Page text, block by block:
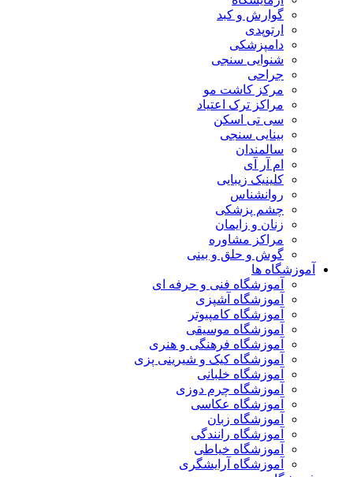
گوارش و کبد
ارتوپدی
دامپزشکی
شنوایی سنجی
جراحی
مرکز کاشت مو
مراکز ترک اعتیاد
سی تی اسکن
بینایی سنجی
سالمندان
ام آر آی
کلینیک زیبایی
روانشناس
چشم پزشکی
زنان و زایمان
مراکز مشاوره
گوش و حلق و بینی
آموزشگاه ها
آموزشگاه فنی و حرفه ای
آموزشگاه آشپزی
آموزشگاه کامپیوتر
آموزشگاه موسیقی
آموزشگاه فرهنگی و هنری
آموزشگاه کیک و شیرینی پزی
آموزشگاه خلبانی
آموزشگاه چرم دوزی
آموزشگاه عکاسی
آموزشگاه زبان
آموزشگاه رانندگی
آموزشگاه خیاطی
آموزشگاه آرایشگری